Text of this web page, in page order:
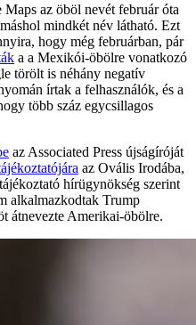
az öböl nevét február óta
mindkét név látható. Ezt
hogy még februárban, pár
a a Mexikói-öbölre vonatkozó
törölt is néhány negatív
írtak a felhasználók, és a
több száz egycsillagos
az Associated Press újságíróját
az Ovális Irodába,
hírügynökség szerint
alkalmazkodtak Trump
átnevezte Amerikai-öbölre.